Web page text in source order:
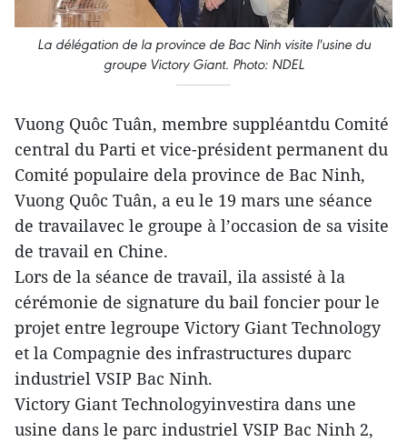
La délégation de la province de Bac Ninh visite l'usine du
groupe Victory Giant. Photo: NDEL
Vuong Quôc Tuân, membre suppléantdu Comité
central du Parti et vice-président permanent du
Comité populaire dela province de Bac Ninh,
Vuong Quôc Tuân, a eu le 19 mars une séance
de travailavec le groupe à l’occasion de sa visite
de travail en Chine.
Lors de la séance de travail, ila assisté à la
cérémonie de signature du bail foncier pour le
projet entre legroupe Victory Giant Technology
et la Compagnie des infrastructures duparc
industriel VSIP Bac Ninh.
Victory Giant Technologyinvestira dans une
usine dans le parc industriel VSIP Bac Ninh 2,